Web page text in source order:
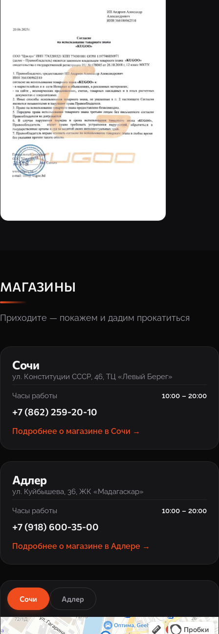
МАГАЗИНЫ
Приходите — покажем и дадим прокатиться
‹ ›
Сочи
ул. Конституции СССР, 46, ТЦ «Левый Берег»
Часы работы 10:00 – 20:00
+7 (862) 259-20-10
Подробнее о магазине в Сочи →
‹ ›
Адлер
ул. Куйбышева, 36, ЖК «Мадагаскар»
Часы работы 10:00 – 20:00
+7 (918) 600-35-00
Подробнее о магазине в Адлере →
Сочи Адлер